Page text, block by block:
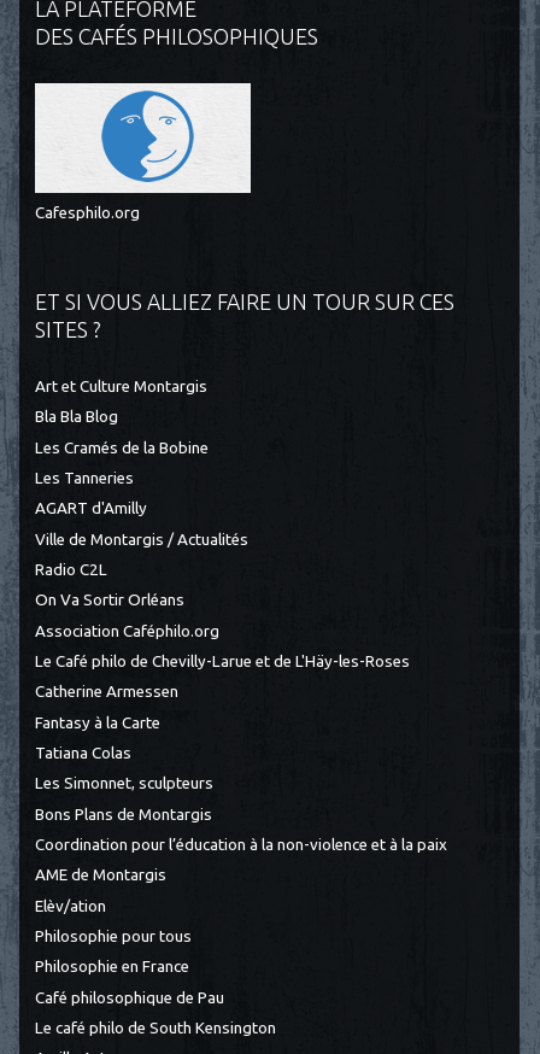
LA PLATEFORME
DES CAFÉS PHILOSOPHIQUES
Cafesphilo.org
ET SI VOUS ALLIEZ FAIRE UN TOUR SUR CES
SITES ?
Art et Culture Montargis
Bla Bla Blog
Les Cramés de la Bobine
Les Tanneries
AGART d'Amilly
Ville de Montargis / Actualités
Radio C2L
On Va Sortir Orléans
Association Caféphilo.org
Le Café philo de Chevilly-Larue et de L'Häy-les-Roses
Catherine Armessen
Fantasy à la Carte
Tatiana Colas
Les Simonnet, sculpteurs
Bons Plans de Montargis
Coordination pour l’éducation à la non-violence et à la paix
AME de Montargis
Elèv/ation
Philosophie pour tous
Philosophie en France
Café philosophique de Pau
Le café philo de South Kensington